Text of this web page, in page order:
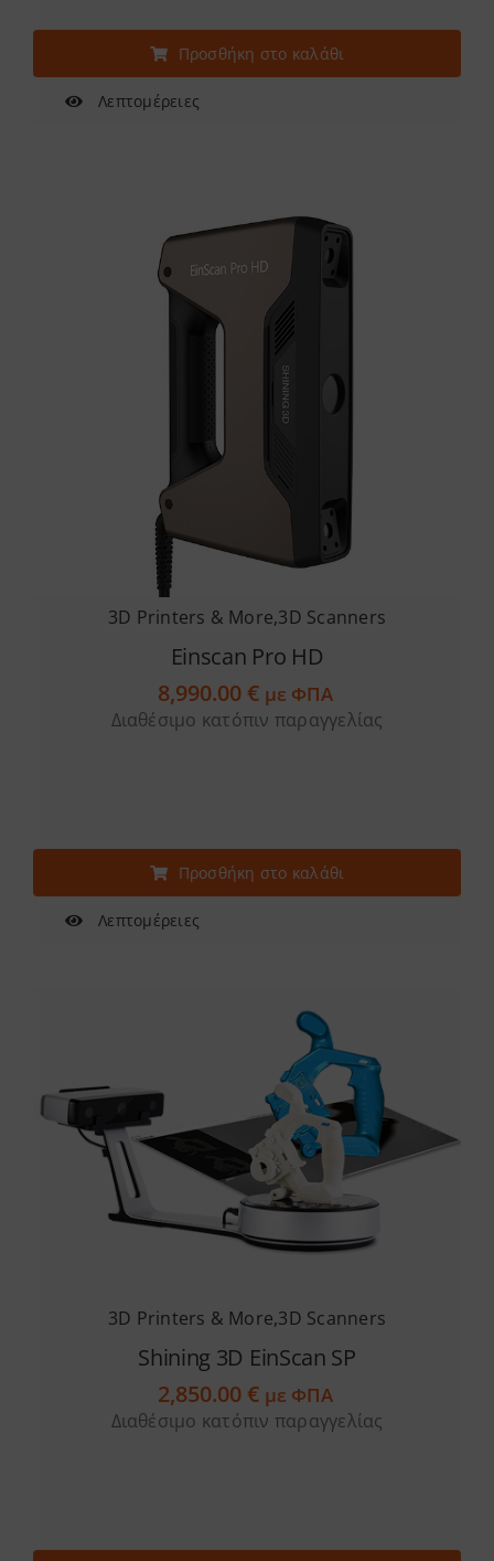
Προσθήκη στο καλάθι
Λεπτομέρειες
3D Printers & More,3D Scanners
Einscan Pro HD
8,990.00€ με ΦΠΑ
Διαθέσιμο κατόπιν παραγγελίας
Προσθήκη στο καλάθι
Λεπτομέρειες
3D Printers & More,3D Scanners
Shining 3D EinScan SP
2,850.00€ με ΦΠΑ
Διαθέσιμο κατόπιν παραγγελίας